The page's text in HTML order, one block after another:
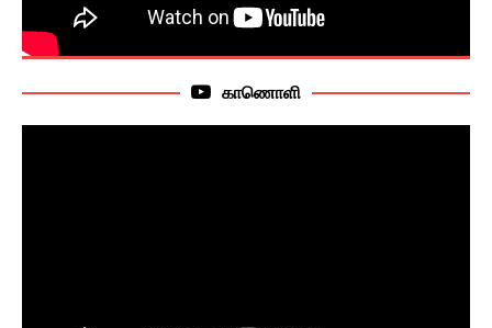
காணொளி